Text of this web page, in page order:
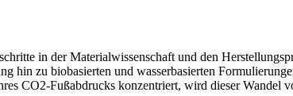
in der Materialwissenschaft und den
hin zu biobasierten und wasserbasierten
CO2-Fußabdrucks konzentriert, wird dieser Wandel